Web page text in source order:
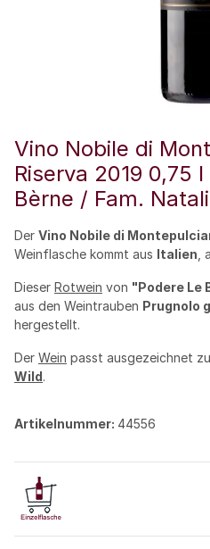
Vino Nobile di
Riserva 2019 0,75
Bèrne / Fam.
Der Vino Nobile di
Weinflasche kommt aus Italien ,
Dieser Rotwein von "Podere Le
aus den Weintrauben Prugnolo
hergestellt.
Der Wein passt ausgezeichnet zu
Wild.
Artikelnummer: 44556